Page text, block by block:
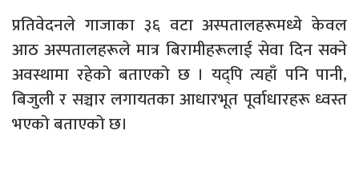
प्रतिवेदनले गाजाका ३६ वटा अस्पतालहरूमध्ये केवल
आठ अस्पतालहरूले मात्र बिरामीहरूलाई सेवा दिन सक्ने
अवस्थामा रहेको बताएको छ । यद्पि त्यहाँ पनि पानी,
बिजुली र सञ्चार लगायतका आधारभूत पूर्वाधारहरू ध्वस्त
भएको बताएको छ।